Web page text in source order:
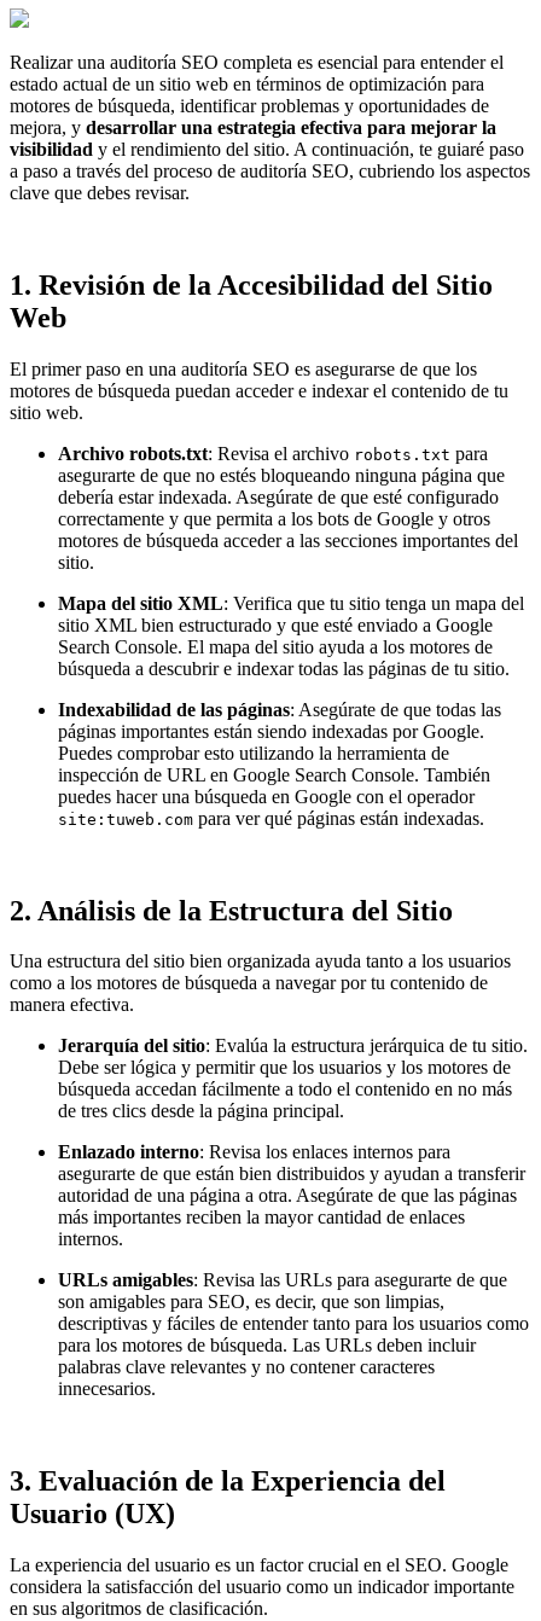
Realizar una auditoría SEO completa es esencial para entender el
estado actual de un sitio web en términos de optimización para
motores de búsqueda, identificar problemas y oportunidades de
mejora, y desarrollar una estrategia efectiva para mejorar la
visibilidad y el rendimiento del sitio. A continuación, te guiaré paso
a paso a través del proceso de auditoría SEO, cubriendo los aspectos
clave que debes revisar.
1. Revisión de la Accesibilidad del Sitio
Web
El primer paso en una auditoría SEO es asegurarse de que los
motores de búsqueda puedan acceder e indexar el contenido de tu
sitio web.
Archivo robots.txt: Revisa el archivo robots.txt para
asegurarte de que no estés bloqueando ninguna página que
debería estar indexada. Asegúrate de que esté configurado
correctamente y que permita a los bots de Google y otros
motores de búsqueda acceder a las secciones importantes del
sitio.
Mapa del sitio XML: Verifica que tu sitio tenga un mapa del
sitio XML bien estructurado y que esté enviado a Google
Search Console. El mapa del sitio ayuda a los motores de
búsqueda a descubrir e indexar todas las páginas de tu sitio.
Indexabilidad de las páginas: Asegúrate de que todas las
páginas importantes están siendo indexadas por Google.
Puedes comprobar esto utilizando la herramienta de
inspección de URL en Google Search Console. También
puedes hacer una búsqueda en Google con el operador
site:tuweb.com para ver qué páginas están indexadas.
2. Análisis de la Estructura del Sitio
Una estructura del sitio bien organizada ayuda tanto a los usuarios
como a los motores de búsqueda a navegar por tu contenido de
manera efectiva.
Jerarquía del sitio: Evalúa la estructura jerárquica de tu sitio.
Debe ser lógica y permitir que los usuarios y los motores de
búsqueda accedan fácilmente a todo el contenido en no más
de tres clics desde la página principal.
Enlazado interno: Revisa los enlaces internos para
asegurarte de que están bien distribuidos y ayudan a transferir
autoridad de una página a otra. Asegúrate de que las páginas
más importantes reciben la mayor cantidad de enlaces
internos.
URLs amigables: Revisa las URLs para asegurarte de que
son amigables para SEO, es decir, que son limpias,
descriptivas y fáciles de entender tanto para los usuarios como
para los motores de búsqueda. Las URLs deben incluir
palabras clave relevantes y no contener caracteres
innecesarios.
3. Evaluación de la Experiencia del
Usuario (UX)
La experiencia del usuario es un factor crucial en el SEO. Google
considera la satisfacción del usuario como un indicador importante
en sus algoritmos de clasificación.